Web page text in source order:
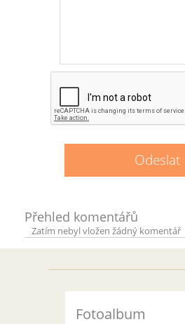
Přehled komentářů
Zatím nebyl vložen žádný komentář
Fotoalbum